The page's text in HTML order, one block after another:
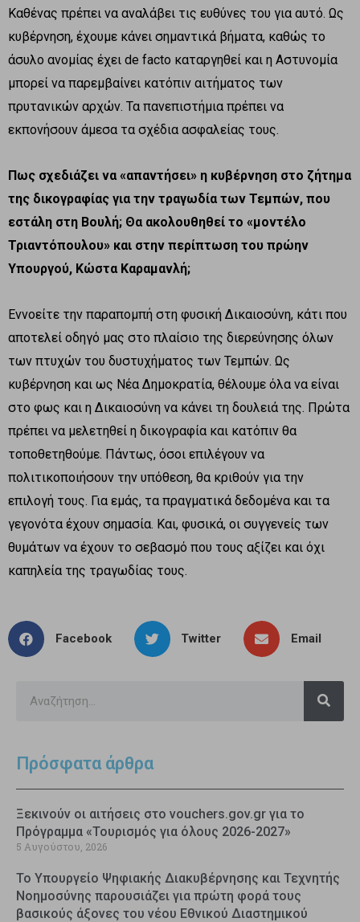
Καθένας πρέπει να αναλάβει τις ευθύνες του για αυτό. Ως
κυβέρνηση, έχουμε κάνει σημαντικά βήματα, καθώς το
άσυλο ανομίας έχει de facto καταργηθεί και η Αστυνομία
μπορεί να παρεμβαίνει κατόπιν αιτήματος των
πρυτανικών αρχών. Τα πανεπιστήμια πρέπει να
εκπονήσουν άμεσα τα σχέδια ασφαλείας τους.
Πως σχεδιάζει να «απαντήσει» η κυβέρνηση στο ζήτημα
της δικογραφίας για την τραγωδία των Τεμπών, που
εστάλη στη Βουλή; Θα ακολουθηθεί το «μοντέλο
Τριαντόπουλου» και στην περίπτωση του πρώην
Υπουργού, Κώστα Καραμανλή;
Εννοείτε την παραπομπή στη φυσική Δικαιοσύνη, κάτι που
αποτελεί οδηγό μας στο πλαίσιο της διερεύνησης όλων
των πτυχών του δυστυχήματος των Τεμπών. Ως
κυβέρνηση και ως Νέα Δημοκρατία, θέλουμε όλα να είναι
στο φως και η Δικαιοσύνη να κάνει τη δουλειά της. Πρώτα
πρέπει να μελετηθεί η δικογραφία και κατόπιν θα
τοποθετηθούμε. Πάντως, όσοι επιλέγουν να
πολιτικοποιήσουν την υπόθεση, θα κριθούν για την
επιλογή τους. Για εμάς, τα πραγματικά δεδομένα και τα
γεγονότα έχουν σημασία. Και, φυσικά, οι συγγενείς των
θυμάτων να έχουν το σεβασμό που τους αξίζει και όχι
καπηλεία της τραγωδίας τους.
Facebook Twitter Email
Πρόσφατα άρθρα
Ξεκινούν οι αιτήσεις στο vouchers.gov.gr για το
Πρόγραμμα «Τουρισμός για όλους 2026-2027»
5 Αυγούστου, 2026
Το Υπουργείο Ψηφιακής Διακυβέρνησης και Τεχνητής
Νοημοσύνης παρουσιάζει για πρώτη φορά τους
βασικούς άξονες του νέου Εθνικού Διαστημικού